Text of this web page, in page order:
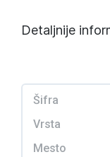
Detaljnije
Šifra
Vrsta
Mesto